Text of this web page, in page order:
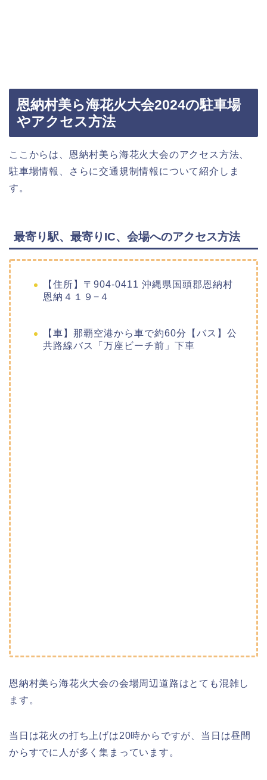
恩納村美ら海花火大会2024の駐車場
やアクセス方法
ここからは、恩納村美ら海花火大会のアクセス方法、
駐車場情報、さらに交通規制情報について紹介しま
す。
最寄り駅、最寄りIC、会場へのアクセス方法
【住所】〒904-0411 沖縄県国頭郡恩納村
恩納４１９−４
【車】那覇空港から車で約60分【バス】公
共路線バス「万座ビーチ前」下車
恩納村美ら海花火大会の会場周辺道路はとても混雑し
ます。
当日は花火の打ち上げは20時からですが、当日は昼間
からすでに人が多く集まっています。